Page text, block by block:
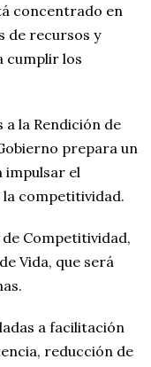
concentrado en
de recursos y
cumplir los
a la Rendición de
prepara un
impulsar el
competitividad.
Competitividad,
Vida, que será
a facilitación
reducción de